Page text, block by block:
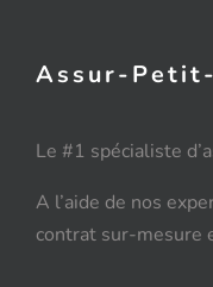
Assur-
Le #1 spécialiste
A l’aide de nos
contrat sur-mesure